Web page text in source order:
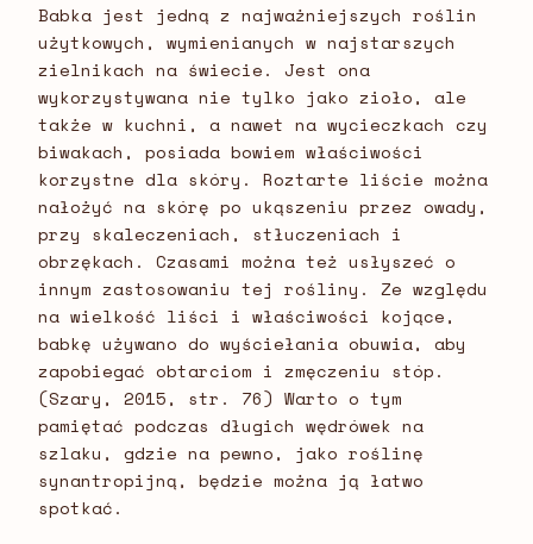
Babka jest jedną z najważniejszych roślin
użytkowych, wymienianych w najstarszych
zielnikach na świecie. Jest ona
wykorzystywana nie tylko jako zioło, ale
także w kuchni, a nawet na wycieczkach czy
biwakach, posiada bowiem właściwości
korzystne dla skóry. Roztarte liście można
nałożyć na skórę po ukąszeniu przez owady,
przy skaleczeniach, stłuczeniach i
obrzękach. Czasami można też usłyszeć o
innym zastosowaniu tej rośliny. Ze względu
na wielkość liści i właściwości kojące,
babkę używano do wyściełania obuwia, aby
zapobiegać obtarciom i zmęczeniu stóp.
(Szary, 2015, str. 76) Warto o tym
pamiętać podczas długich wędrówek na
szlaku, gdzie na pewno, jako roślinę
synantropijną, będzie można ją łatwo
spotkać.